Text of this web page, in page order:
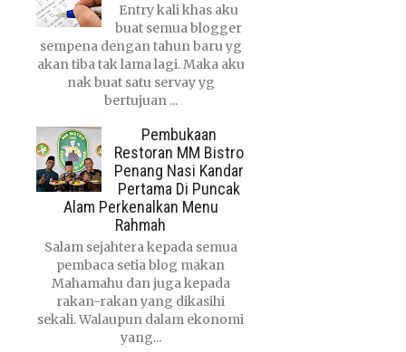
Entry kali khas aku
buat semua blogger
sempena dengan tahun baru yg
akan tiba tak lama lagi. Maka aku
nak buat satu servay yg
bertujuan ...
Pembukaan
Restoran MM Bistro
Penang Nasi Kandar
Pertama Di Puncak
Alam Perkenalkan Menu
Rahmah
Salam sejahtera kepada semua
pembaca setia blog makan
Mahamahu dan juga kepada
rakan-rakan yang dikasihi
sekali. Walaupun dalam ekonomi
yang...